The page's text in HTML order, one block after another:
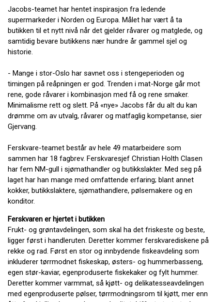
Jacobs-teamet har hentet inspirasjon fra ledende
supermarkeder i Norden og Europa. Målet har vært å ta
butikken til et nytt nivå når det gjelder råvarer og matglede, og
samtidig bevare butikkens nær hundre år gammel sjel og
historie.
- Mange i stor-Oslo har savnet oss i stengeperioden og
timingen på reåpningen er god. Trenden i mat-Norge går mot
rene, gode råvarer i kombinasjon med få og rene smaker.
Minimalisme rett og slett. På «nye» Jacobs får du alt du kan
drømme om av utvalg, råvarer og matfaglig kompetanse, sier
Gjervang.
Ferskvare-teamet består av hele 49 matarbeidere som
sammen har 18 fagbrev. Ferskvaresjef Christian Holth Clasen
har fem NM-gull i sjømathandler og butikkslakter. Med seg på
laget har han mange med omfattende erfaring; blant annet
kokker, butikkslaktere, sjømathandlere, pølsemakere og en
konditor.
Ferskvaren er hjertet i butikken
Frukt- og grøntavdelingen, som skal ha det friskeste og beste,
ligger først i handleruten. Deretter kommer ferskvarediskene på
rekke og rad. Først en stor og innbydende fiskeavdeling som
inkluderer tørrmodnet fiskeskap, østers- og hummerbasseng,
egen stør-kaviar, egenproduserte fiskekaker og fylt hummer.
Deretter kommer varmmat, så kjøtt- og delikatesseavdelingen
med egenproduserte pølser, tørrmodningsrom til kjøtt, mer enn